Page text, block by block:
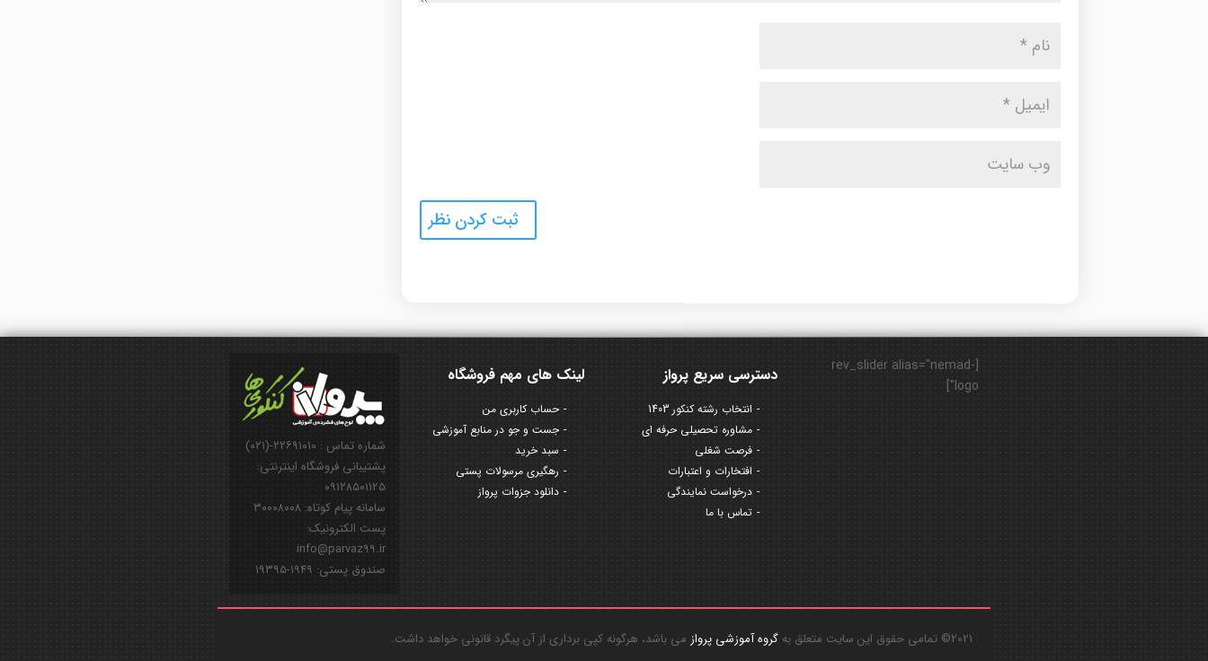
شماره تماس : ۲۲۶۹۱۰۱۰-(۰۲۱)
پشتیبانی فروشگاه اینترنتی:
۰۹۱۲۸۵۰۱۱۲۵
سامانه پیام کوتاه: ۳۰۰۰۸۰۰۸
پست الکترونیک:
info@parvaz99.ir
صندوق پستی: ۱۹۴۹-۱۹۳۹۵
لینک های مهم فروشگاه
حساب کاربری من
جست و جو در منابع آموزشی
سبد خرید
رهگیری مرسولات پستی
دانلود جزوات پرواز
دسترسی سریع پرواز
انتخاب رشته کنکور 1403
مشاوره تحصیلی حرفه ای
فرصت شغلی
افتخارات و اعتبارات
درخواست نمایندگی
تماس با ما
[rev_slider alias="nemad-
logo"]
2021© تمامی حقوق این سایت متعلق به گروه آموزشی پروازمی باشد، هرگونه کپی برداری از آن پیگرد قانونی خواهد داشت.